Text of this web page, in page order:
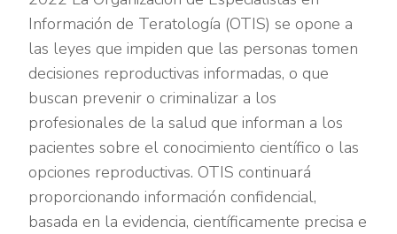
Información de Teratología (OTIS) se opone a
las leyes que impiden que las personas tomen
decisiones reproductivas informadas, o que
buscan prevenir o criminalizar a los
profesionales de la salud que informan a los
pacientes sobre el conocimiento científico o las
opciones reproductivas. OTIS continuará
proporcionando información confidencial,
basada en la evidencia, científicamente precisa e